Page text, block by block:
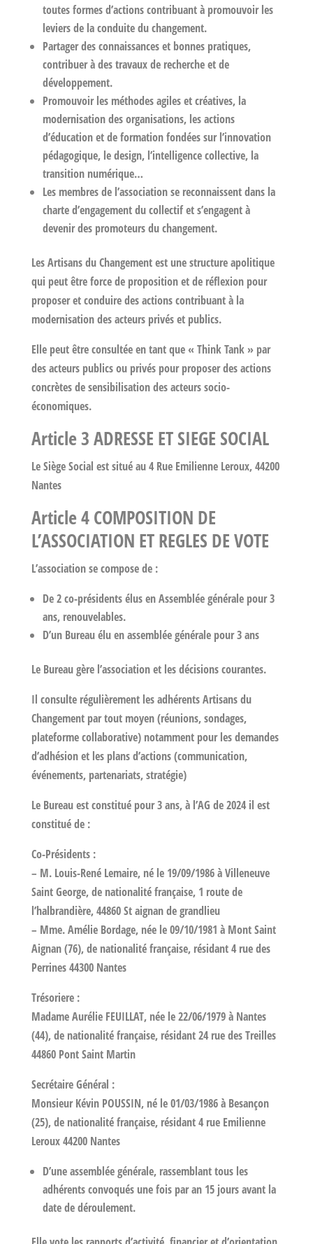
toutes formes d’actions contribuant à promouvoir les
leviers de la conduite du changement.
Partager des connaissances et bonnes pratiques,
contribuer à des travaux de recherche et de
développement.
Promouvoir les méthodes agiles et créatives, la
modernisation des organisations, les actions
d’éducation et de formation fondées sur l’innovation
pédagogique, le design, l’intelligence collective, la
transition numérique…
Les membres de l’association se reconnaissent dans la
charte d’engagement du collectif et s’engagent à
devenir des promoteurs du changement.
Les Artisans du Changement est une structure apolitique
qui peut être force de proposition et de réflexion pour
proposer et conduire des actions contribuant à la
modernisation des acteurs privés et publics.
Elle peut être consultée en tant que « Think Tank » par
des acteurs publics ou privés pour proposer des actions
concrètes de sensibilisation des acteurs socio-
économiques.
Article 3 ADRESSE ET SIEGE SOCIAL
Le Siège Social est situé au 4 Rue Emilienne Leroux, 44200
Nantes
Article 4 COMPOSITION DE
L’ASSOCIATION ET REGLES DE VOTE
L’association se compose de :
De 2 co-présidents élus en Assemblée générale pour 3
ans, renouvelables.
D’un Bureauélu en assemblée générale pour 3 ans
Le Bureau gère l’association et les décisions courantes.
Il consulte régulièrement les adhérents Artisans du
Changement par tout moyen (réunions, sondages,
plateforme collaborative) notamment pour les demandes
d’adhésion et les plans d’actions (communication,
événements, partenariats, stratégie)
Le Bureau est constitué pour 3 ans, à l’AG de 2024 il est
constitué de :
Co-Présidents :
– M. Louis-René Lemaire, né le 19/09/1986 à Villeneuve
Saint George, de nationalité française, 1 route de
l’halbrandière, 44860 St aignan de grandlieu
– Mme. Amélie Bordage, née le 09/10/1981 à Mont Saint
Aignan (76), de nationalité française, résidant 4 rue des
Perrines 44300 Nantes
Trésoriere :
Madame Aurélie FEUILLAT, née le 22/06/1979 à Nantes
(44), de nationalité française, résidant 24 rue des Treilles
44860 Pont Saint Martin
Secrétaire Général :
Monsieur Kévin POUSSIN, né le 01/03/1986 à Besançon
(25), de nationalité française, résidant 4 rue Emilienne
Leroux 44200 Nantes
D’une assemblée générale, rassemblant tous les
adhérents convoqués une fois par an 15 jours avant la
date de déroulement.